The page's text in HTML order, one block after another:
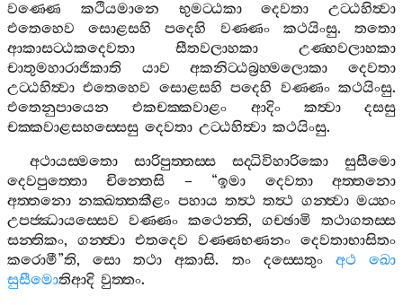
වණ‍්ණෙ
කථියමානෙ භුමට‍්ඨකා දෙවතා
උට‍්ඨහිත්‍වා
එතෙහෙව
සොළසහි පදෙහි වණ‍්ණං කථයිංසු.තතො
ආකාසට‍්ඨකදෙවතා
සීතවලාහකා
උණ‍්හවලාහකා
චාතුමහාරාජිකාති
යාව අකනිට‍්ඨබ්‍රහ‍්මලොකා
දෙවතා
උට‍්ඨහිත්‍වා එතෙහෙව සොළසහි පදෙහි වණ‍්ණං කථයිංසු.
එතෙනුපායෙන
එකචක‍්කවාළං ආදිං කත්‍වා
දසසු
චක‍්කවාළසහස‍්සෙසු දෙවතා උට‍්ඨහිත්‍වා කථයිංසු.
අථායස‍්මතො
සාරිපුත‍්තස‍්ස සද‍්ධිවිහාරිකො
සුසීමො
දෙවපුත‍්තො
චින‍්තෙසි – “ඉමා දෙවතා
අත‍්තනො
අත‍්තනො නක‍්ඛත‍්තකීළං පහාය තත්‍ථ තත්‍ථ ගන‍්ත්‍වා මය‍්හං
උපජ‍්ඣායස‍්සෙව
වණ‍්ණං කථෙන‍්ති, ගච‍්ඡාමි
තථාගතස‍්ස
සන‍්තිකං, ගන‍්ත්‍වා එතදෙව වණ‍්ණභණනං දෙවතාභාසිතං
කරොමී”ති,සො තථා අකාසි. තං දස‍්සෙතුං අථ
ඛො
සුසීමොතිආදි වුත‍්තං.